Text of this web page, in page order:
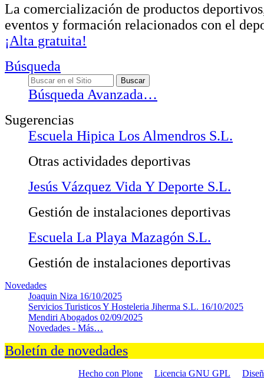
La comercialización de productos
eventos y formación relacionados con el
¡Alta gratuita!
Búsqueda
Búsqueda Avanzada…
Sugerencias
Escuela Hipica Los Almendros S.L.
Otras actividades deportivas
Jesús Vázquez Vida Y Deporte S.L.
Gestión de instalaciones deportivas
Escuela La Playa Mazagón S.L.
Gestión de instalaciones deportivas
Novedades
Joaquin Niza 16/10/2025
Servicios Turisticos Y Hosteleria Jiherma S.L. 16/10/2025
Mendiri Abogados 02/09/2025
Novedades - Más…
Boletín de novedades
Hecho con Plone Licencia GNU GPL